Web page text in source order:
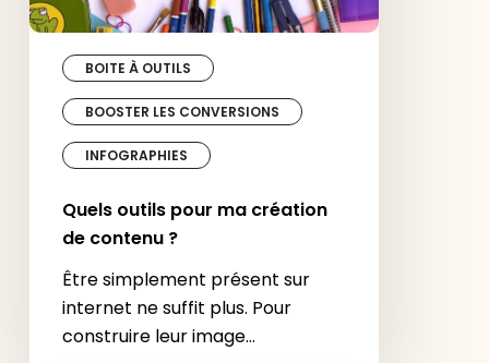
BOITE À OUTILS
BOOSTER LES CONVERSIONS
INFOGRAPHIES
Quels outils pour ma création
de contenu ?
Être simplement présent sur
internet ne suffit plus. Pour
construire leur image…